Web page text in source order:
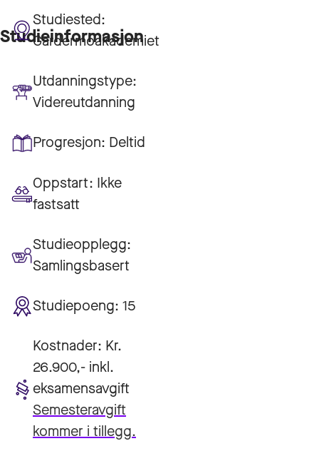
Studieinformasjon
Studiested:
Gardermoakademiet
Utdanningstype:
Videreutdanning
Progresjon: Deltid
Oppstart: Ikke
fastsatt
Studieopplegg:
Samlingsbasert
Studiepoeng: 15
Kostnader: Kr.
26.900,- inkl.
eksamensavgift
Semesteravgift
kommer i tillegg.